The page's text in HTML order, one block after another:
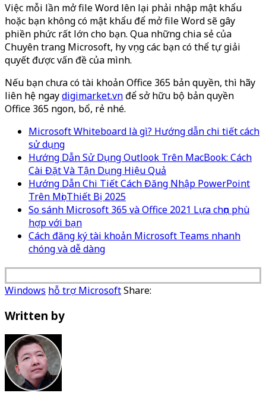
Việc mỗi lần mở file Word lên lại phải nhập mật khẩu
hoặc bạn không có mật khẩu để mở file Word sẽ gây
phiền phức rất lớn cho bạn. Qua những chia sẻ của
Chuyên trang Microsoft, hy vọng các bạn có thể tự giải
quyết được vấn đề của mình.
Nếu bạn chưa có tài khoản Office 365 bản quyền, thì hãy
liên hệ ngaydigimarket.vnđể sở hữu bộ bản quyền
Office 365 ngon, bổ, rẻ nhé.
Microsoft Whiteboard là gì? Hướng dẫn chi tiết cách
sử dụng
Hướng Dẫn Sử Dụng Outlook Trên MacBook: Cách
Cài Đặt Và Tận Dụng Hiệu Quả
Hướng Dẫn Chi Tiết Cách Đăng Nhập PowerPoint
Trên Mọi Thiết Bị 2025
So sánh Microsoft 365 và Office 2021 Lựa chọn phù
hợp với bạn
Cách đăng ký tài khoản Microsoft Teams nhanh
chóng và dễ dàng
Windows hỗ trợ MicrosoftShare:
Written by